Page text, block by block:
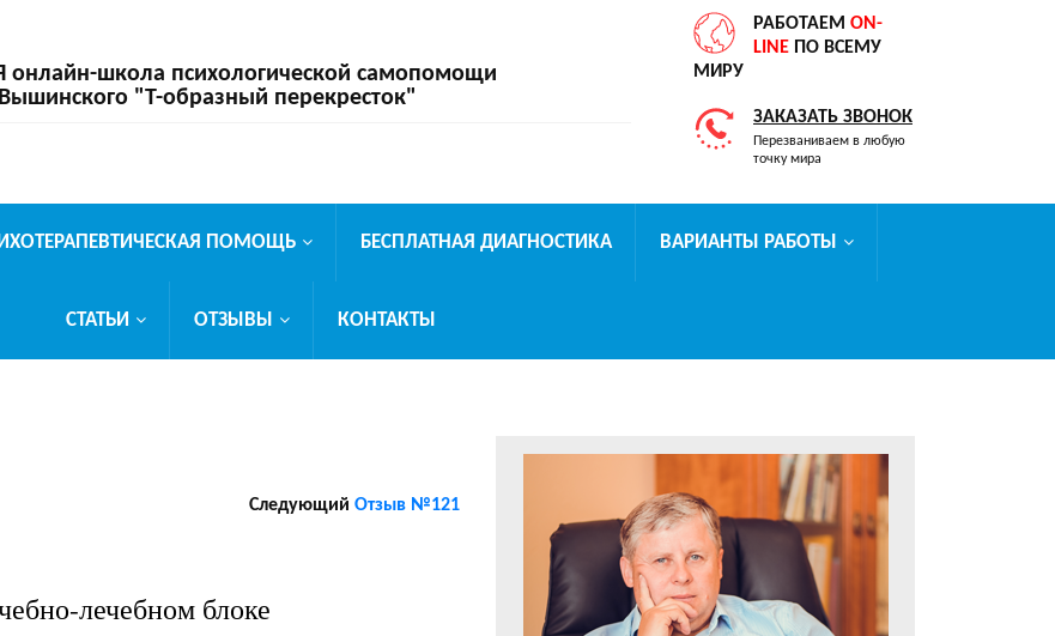
школа психологической самопомощи
"Т-образный перекресток"
РАБОТАЕМ ON-
LINE ПО ВСЕМУ
МИРУ
ЗАКАЗАТЬ ЗВОНОК
Перезваниваем в любую
точку мира
ПОМОЩЬ БЕСПЛАТНАЯ ДИАГНОСТИКА ВАРИАНТЫ РАБОТЫ
СТАТЬИ ОТЗЫВЫ КОНТАКТЫ
Следующий Отзыв №121
лечебном блоке